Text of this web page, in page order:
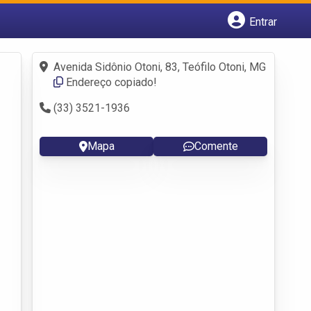
Entrar
Fazer login
Criar conta
Avenida Sidônio Otoni, 83, Teófilo Otoni, MG
Endereço copiado!
(33) 3521-1936
Mapa Comente